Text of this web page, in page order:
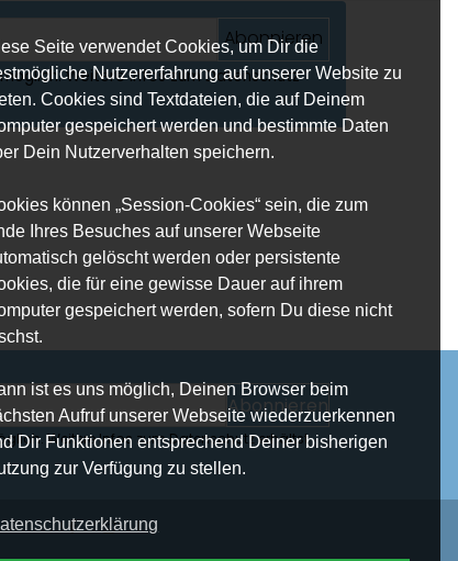
Seite verwendet Cookies, um Dir die
Nutzererfahrung auf unserer Website zu
Cookies sind Textdateien, die auf Deinem
gespeichert werden und bestimmte Daten
Dein Nutzerverhalten speichern.
können „Session-Cookies“ sein, die zum
Ihres Besuches auf unserer Webseite
gelöscht werden oder persistente
die für eine gewisse Dauer auf ihrem
gespeichert werden, sofern Du diese nicht
ist es uns möglich, Deinen Browser beim
Aufruf unserer Webseite wiederzuerkennen
Dir Funktionen entsprechend Deiner bisherigen
zur Verfügung zu stellen.
Abonnieren
Weitere Infos zum Datenschutz
Abonnieren
Weitere Infos zum Datenschutz erhältst